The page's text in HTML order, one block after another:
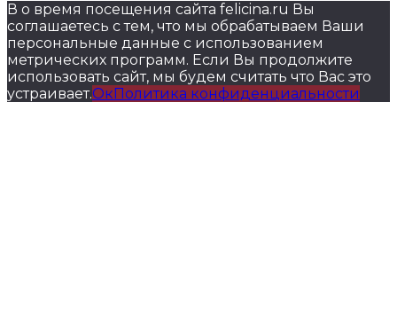
В о время посещения сайта felicina.ru Вы
соглашаетесь с тем, что мы обрабатываем Ваши
персональные данные с использованием
метрических программ. Если Вы продолжите
использовать сайт, мы будем считать что Вас это
устраивает.ОкПолитика конфиденциальности